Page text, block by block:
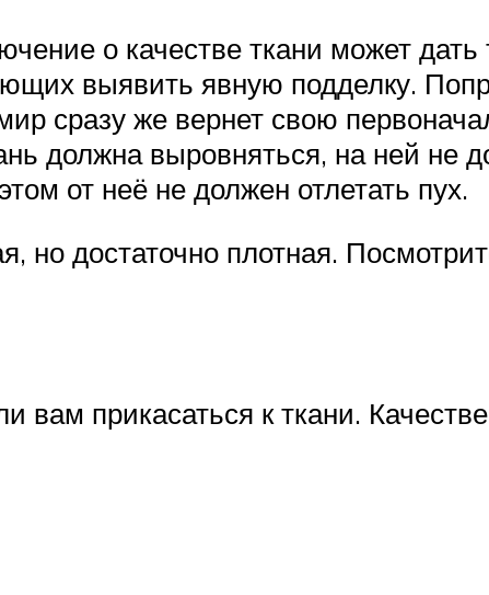
о качестве ткани может дать
выявить явную подделку.
сразу же вернет свою
должна выровняться, на ней не
от неё не должен отлетать пух.
но достаточно плотная.
вам прикасаться к ткани.